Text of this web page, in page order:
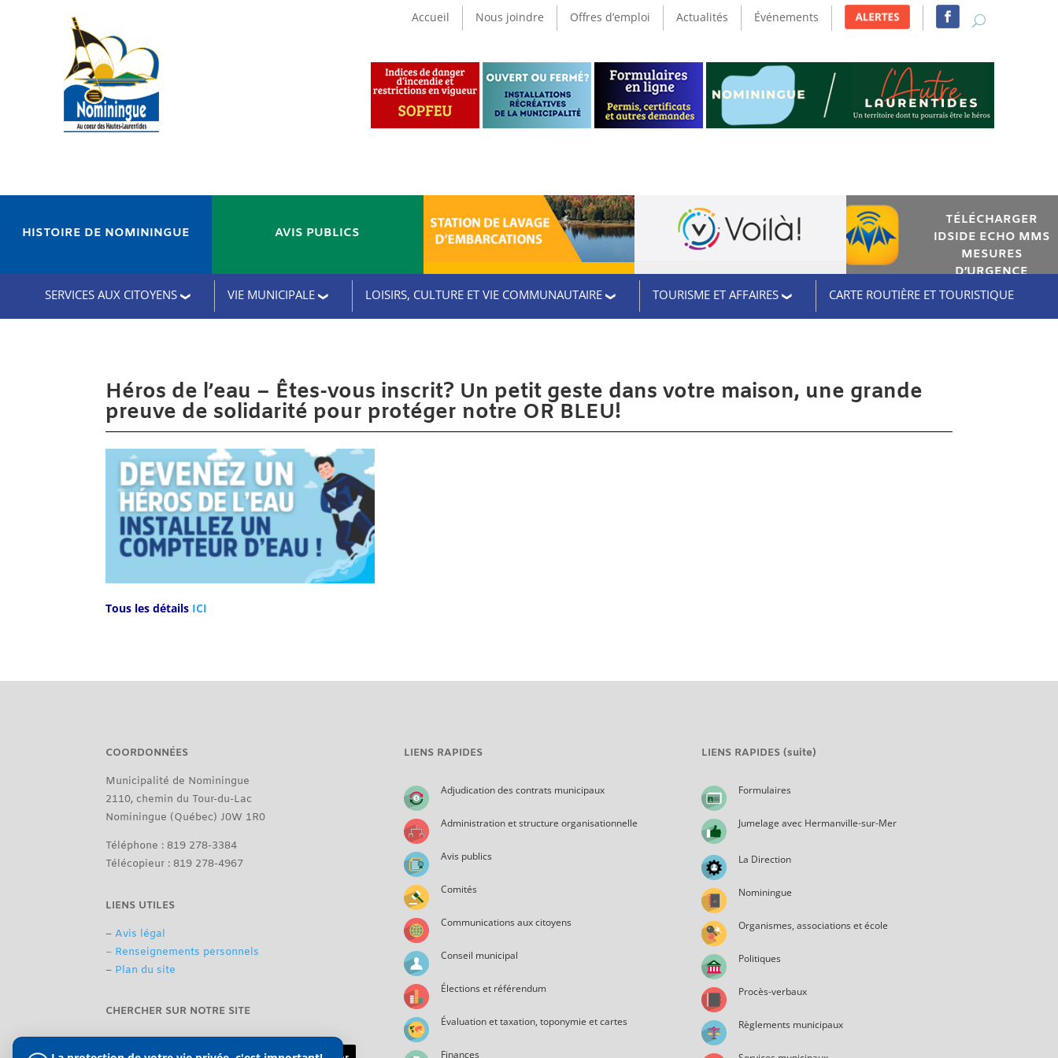
Accueil Nous joindre Offres d’emploi Actualités Événements
HISTOIRE DE NOMININGUE AVIS PUBLICS
TÉLÉCHARGER
IDSIDE ECHO MMS
MESURES
D’URGENCE
SERVICES AUX CITOYENS
VIE MUNICIPALE LOISIRS, CULTURE ET VIE COMMUNAUTAIRE TOURISME ET AFFAIRES CARTE ROUTIÈRE ET TOURISTIQUE
Héros de l’eau – Êtes-vous inscrit? Un petit geste dans votre maison, une grande
preuve de solidarité pour protéger notre OR BLEU!
Tous les détails ICI
COORDONNÉES
Municipalité de Nominingue
2110, chemin du Tour-du-Lac
Nominingue (Québec) J0W 1R0
Téléphone : 819 278-3384
Télécopieur : 819 278-4967
LIENS UTILES
–Avis légal
– Renseignements personnels
– Plan du site
CHERCHER SUR NOTRE SITE
LIENS RAPIDES
Adjudication des contrats municipaux
Administration et structure organisationnelle
Avis publics
Comités
Communications aux citoyens
Conseil municipal
Élections et référendum
Évaluation et taxation, toponymie et cartes
Finances
LIENS RAPIDES (suite)
Formulaires
Jumelage avec Hermanville-sur-Mer
La Direction
Nominingue
Organismes, associations et école
Politiques
Procès-verbaux
Règlements municipaux